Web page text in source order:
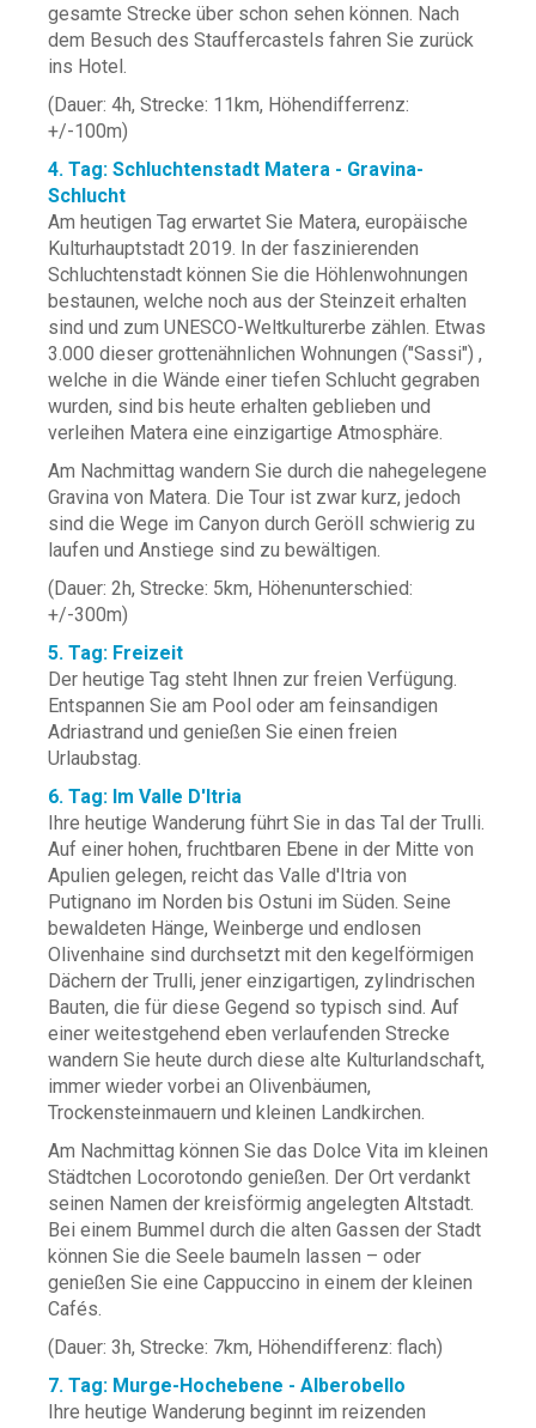
gesamte Strecke über schon sehen können. Nach
dem Besuch des Stauffercastels fahren Sie zurück
ins Hotel.
(Dauer: 4h, Strecke: 11km, Höhendifferrenz:
+/-100m)
4. Tag: Schluchtenstadt Matera - Gravina-
Schlucht
Am heutigen Tag erwartet Sie Matera, europäische
Kulturhauptstadt 2019. In der faszinierenden
Schluchtenstadt können Sie die Höhlenwohnungen
bestaunen, welche noch aus der Steinzeit erhalten
sind und zum UNESCO-Weltkulturerbe zählen. Etwas
3.000 dieser grottenähnlichen Wohnungen ("Sassi") ,
welche in die Wände einer tiefen Schlucht gegraben
wurden, sind bis heute erhalten geblieben und
verleihen Matera eine einzigartige Atmosphäre.
Am Nachmittag wandern Sie durch die nahegelegene
Gravina von Matera. Die Tour ist zwar kurz, jedoch
sind die Wege im Canyon durch Geröll schwierig zu
laufen und Anstiege sind zu bewältigen.
(Dauer: 2h, Strecke: 5km, Höhenunterschied:
+/-300m)
5. Tag: Freizeit
Der heutige Tag steht Ihnen zur freien Verfügung.
Entspannen Sie am Pool oder am feinsandigen
Adriastrand und genießen Sie einen freien
Urlaubstag.
6. Tag: Im Valle D'Itria
Ihre heutige Wanderung führt Sie in das Tal der Trulli.
Auf einer hohen, fruchtbaren Ebene in der Mitte von
Apulien gelegen, reicht das Valle d'Itria von
Putignano im Norden bis Ostuni im Süden. Seine
bewaldeten Hänge, Weinberge und endlosen
Olivenhaine sind durchsetzt mit den kegelförmigen
Dächern der Trulli, jener einzigartigen, zylindrischen
Bauten, die für diese Gegend so typisch sind. Auf
einer weitestgehend eben verlaufenden Strecke
wandern Sie heute durch diese alte Kulturlandschaft,
immer wieder vorbei an Olivenbäumen,
Trockensteinmauern und kleinen Landkirchen.
Am Nachmittag können Sie das Dolce Vita im kleinen
Städtchen Locorotondo genießen. Der Ort verdankt
seinen Namen der kreisförmig angelegten Altstadt.
Bei einem Bummel durch die alten Gassen der Stadt
können Sie die Seele baumeln lassen – oder
genießen Sie eine Cappuccino in einem der kleinen
Cafés.
(Dauer: 3h, Strecke: 7km, Höhendifferenz: flach)
7. Tag: Murge-Hochebene - Alberobello
Ihre heutige Wanderung beginnt im reizenden